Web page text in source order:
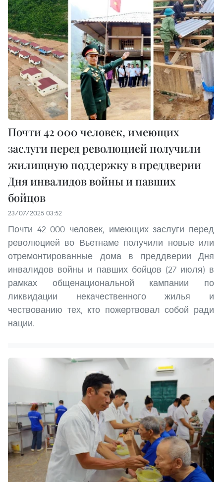
Почти 42 000 человек, имеющих
заслуги перед революцией получили
жилищную поддержку в преддверии
Дня инвалидов войны и павших
бойцов
23/07/2025 03:52
Почти 42 000 человек, имеющих заслуги перед
революцией во Вьетнаме получили новые или
отремонтированные дома в преддверии Дня
инвалидов войны и павших бойцов (27 июля) в
рамках общенациональной кампании по
ликвидации некачественного жилья и
чествованию тех, кто пожертвовал собой ради
нации.